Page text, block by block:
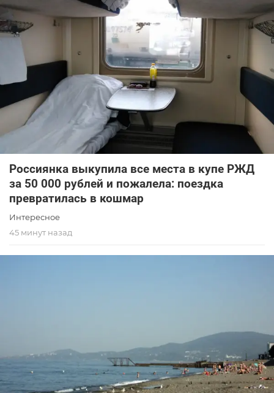
Россиянка выкупила все места в купе РЖД
за 50 000 рублей и пожалела: поездка
превратилась в кошмар
Интересное
45 минут назад